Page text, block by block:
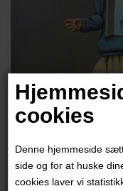
cookies
Denne hjemmeside
side og for at huske
cookies laver vi